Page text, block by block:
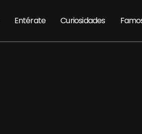
Entérate Curiosidades